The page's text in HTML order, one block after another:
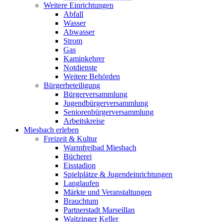
Weitere Einrichtungen
Abfall
Wasser
Abwasser
Strom
Gas
Kaminkehrer
Notdienste
Weitere Behörden
Bürgerbeteiligung
Bürgerversammlung
Jugendbürgerversammlung
Seniorenbürgerversammlung
Arbeitskreise
Miesbach erleben
Freizeit & Kultur
Warmfreibad Miesbach
Bücherei
Eisstadion
Spielplätze & Jugendeinrichtungen
Langlaufen
Märkte und Veranstaltungen
Brauchtum
Partnerstadt Marseillan
Waitzinger Keller